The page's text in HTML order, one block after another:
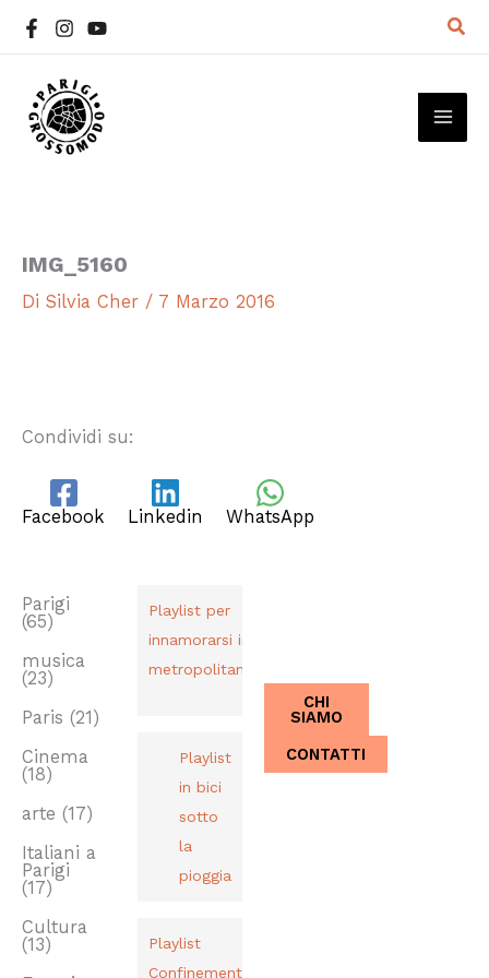
IMG_5160
Di Silvia Cher / 7 Marzo 2016
Condividi su:
Facebook Linkedin WhatsApp
CHI
SIAMO
CONTATTI
Playlist per
innamorarsi in
metropolitana
Playlist
in bici
sotto
la
pioggia
Playlist
Confinement
Parigi
(65)
musica
(23)
Paris(21)
Cinema
(18)
arte(17)
Italiani a
Parigi
(17)
Cultura
(13)